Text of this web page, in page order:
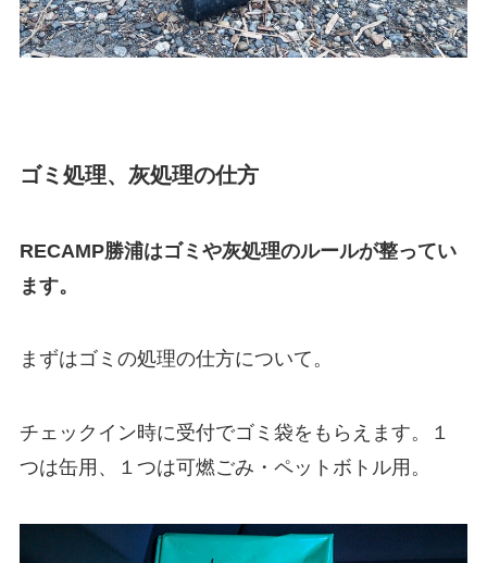
ゴミ処理、灰処理の仕方
RECAMP勝浦はゴミや灰処理のルールが整ってい
ます。
まずはゴミの処理の仕方について。
チェックイン時に受付でゴミ袋をもらえます。１
つは缶用、１つは可燃ごみ・ペットボトル用。